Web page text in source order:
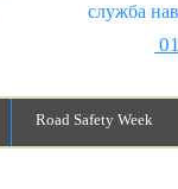
навчання:
Road Safety Week